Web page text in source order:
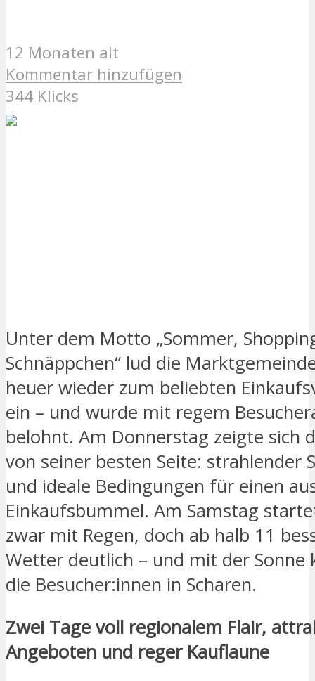
12 Monaten alt
Kommentar hinzufügen
344 Klicks
Unter dem Motto „Sommer,
Schnäppchen“ lud die
heuer wieder zum beliebten
ein – und wurde mit regem
belohnt. Am Donnerstag zeigte sich
von seiner besten Seite: strahlender
und ideale Bedingungen für einen
Einkaufsbummel. Am Samstag
zwar mit Regen, doch ab halb 11
Wetter deutlich – und mit der Sonne
die Besucher:innen in Scharen.
Zwei Tage voll regionalem Flair,
Angeboten und reger Kauflaune